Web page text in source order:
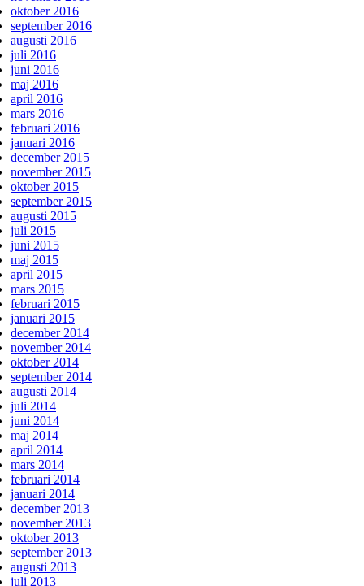
oktober 2016
september 2016
augusti 2016
juli 2016
juni 2016
maj 2016
april 2016
mars 2016
februari 2016
januari 2016
december 2015
november 2015
oktober 2015
september 2015
augusti 2015
juli 2015
juni 2015
maj 2015
april 2015
mars 2015
februari 2015
januari 2015
december 2014
november 2014
oktober 2014
september 2014
augusti 2014
juli 2014
juni 2014
maj 2014
april 2014
mars 2014
februari 2014
januari 2014
december 2013
november 2013
oktober 2013
september 2013
augusti 2013
juli 2013